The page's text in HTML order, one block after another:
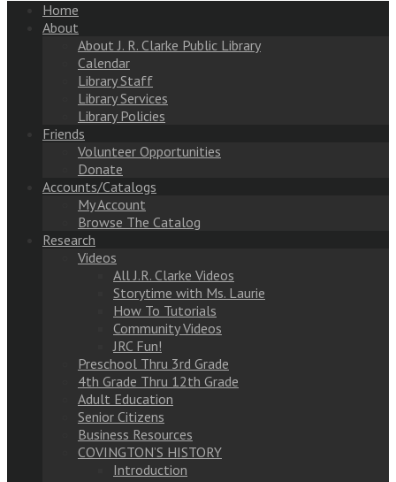
Home
About
About J. R. Clarke Public Library
Calendar
Library Staff
Library Services
Library Policies
Friends
Volunteer Opportunities
Donate
Accounts/Catalogs
My Account
Browse The Catalog
Research
Videos
All J.R. Clarke Videos
Storytime with Ms. Laurie
How To Tutorials
Community Videos
JRC Fun!
Preschool Thru 3rd Grade
4th Grade Thru 12th Grade
Adult Education
Senior Citizens
Business Resources
COVINGTON’S HISTORY
Introduction